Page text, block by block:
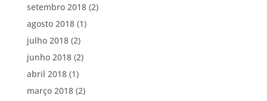
setembro 2018(2)
agosto 2018(1)
julho 2018(2)
junho 2018(2)
abril 2018(1)
março 2018(2)